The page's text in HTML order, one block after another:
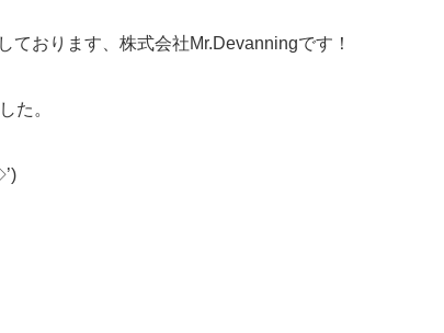
おります、株式会社Mr.Devanningです！
た。
ゞ